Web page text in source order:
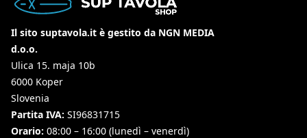
Il sito suptavola.it è gestito da NGN MEDIA
d.o.o.
Ulica 15. maja 10b
6000 Koper
Slovenia
Partita IVA: SI96831715
Orario: 08:00 – 16:00 (lunedì – venerdì)